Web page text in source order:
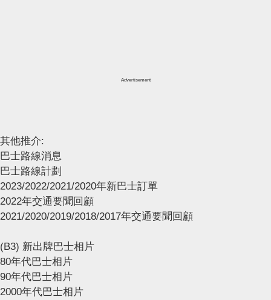
Advertisement
其他推介:
巴士路線消息
巴士路線計劃
2023/2022/2021/2020年新巴士訂單
2022年交通要聞回顧
2021/2020/2019/2018/2017年交通要聞回顧
(B3) 新出牌巴士相片
80年代巴士相片
90年代巴士相片
2000年代巴士相片